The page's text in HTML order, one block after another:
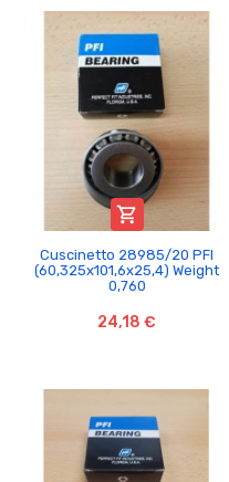

Cuscinetto 28985/20 PFI
(60,325x101,6x25,4) Weight
0,760
24,18 €